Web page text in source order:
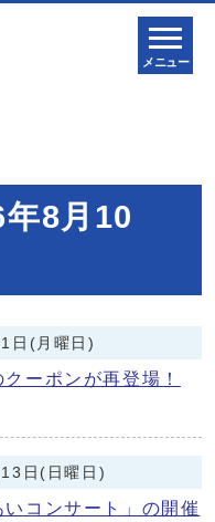
メニュー
8月10
日(月曜日)
ーポンが再登場！
日(日曜日)
コンサート」の開催